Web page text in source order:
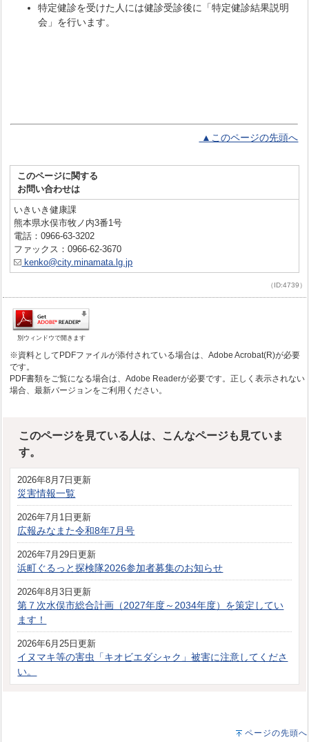
特定健診を受けた人には健診受診後に「特定健診結果説明
会」を行います。
▲このページの先頭へ
このページに関する
お問い合わせは
いきいき健康課
熊本県水俣市牧ノ内3番1号
電話：0966-63-3202
ファックス：0966-62-3670
kenko@city.minamata.lg.jp
（ID:4739）
別ウィンドウで開きます
※資料としてPDFファイルが添付されている場合は、Adobe Acrobat(R)が必要
です。
PDF書類をご覧になる場合は、Adobe Readerが必要です。正しく表示されない
場合、最新バージョンをご利用ください。
このページを見ている人は、こんなページも見ていま
す。
2026年8月7日更新
災害情報一覧
2026年7月1日更新
広報みなまた令和8年7月号
2026年7月29日更新
浜町ぐるっと探検隊2026参加者募集のお知らせ
2026年8月3日更新
第７次水俣市総合計画（2027年度～2034年度）を策定してい
ます！
2026年6月25日更新
イヌマキ等の害虫「キオビエダシャク」被害に注意してくださ
い。
ページの先頭へ